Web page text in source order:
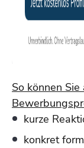
So können
kurze
konkret